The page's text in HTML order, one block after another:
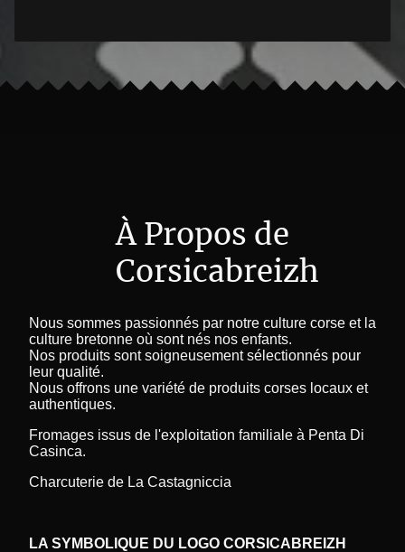
À Propos de
Corsicabreizh
Nous sommes passionnés par notre culture corse et la
culture bretonne où sont nés nos enfants.
Nos produits sont soigneusement sélectionnés pour
leur qualité.
Nous offrons une variété de produits corses locaux et
authentiques.
Fromages issus de l'exploitation familiale à Penta Di
Casinca.
Charcuterie de La Castagniccia
LA SYMBOLIQUE DU LOGO CORSICABREIZH